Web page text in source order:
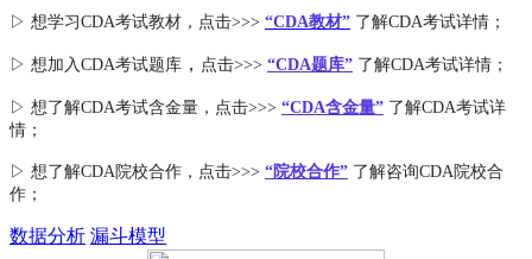
▷ 想学习CDA考试教材，点击>>> “CDA教材” 了解CDA考试详情；
▷ 想加入CDA考试题库 ， 点击>>> “CDA题库” 了解CDA考试详情；
▷ 想了解CDA考试含金量 ，点击>>> “CDA含金量” 了解CDA考试详
情；
▷ 想了解CDA院校合作 ，点击>>> “院校合作” 了解咨询CDA院校合
作；
数据分析 漏斗模型